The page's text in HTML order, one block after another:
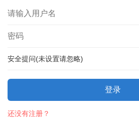
安全提问(未设置请忽略)
登录
还没有注册？